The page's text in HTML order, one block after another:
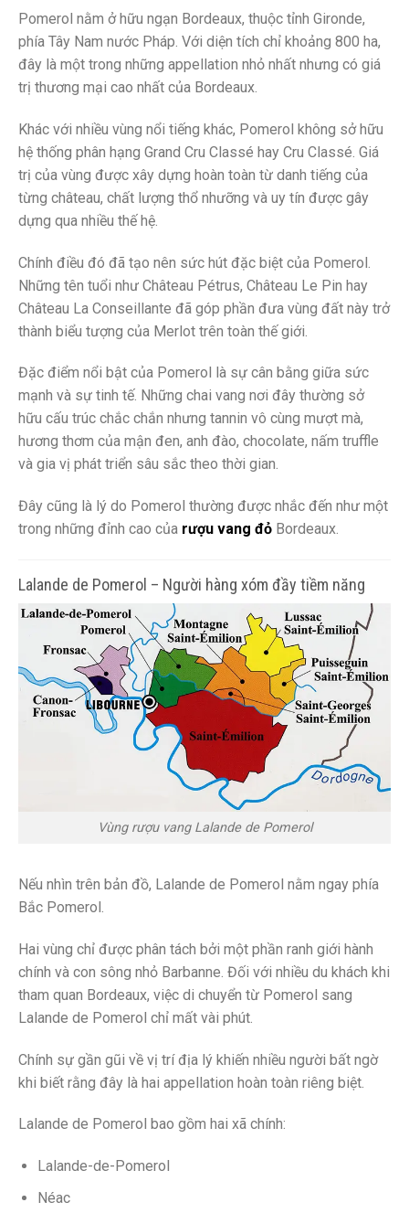
Pomerol nằm ở hữu ngạn Bordeaux, thuộc tỉnh Gironde,
phía Tây Nam nước Pháp. Với diện tích chỉ khoảng 800 ha,
đây là một trong những appellation nhỏ nhất nhưng có giá
trị thương mại cao nhất của Bordeaux.
Khác với nhiều vùng nổi tiếng khác, Pomerol không sở hữu
hệ thống phân hạng Grand Cru Classé hay Cru Classé. Giá
trị của vùng được xây dựng hoàn toàn từ danh tiếng của
từng château, chất lượng thổ nhưỡng và uy tín được gây
dựng qua nhiều thế hệ.
Chính điều đó đã tạo nên sức hút đặc biệt của Pomerol.
Những tên tuổi như Château Pétrus, Château Le Pin hay
Château La Conseillante đã góp phần đưa vùng đất này trở
thành biểu tượng của Merlot trên toàn thế giới.
Đặc điểm nổi bật của Pomerol là sự cân bằng giữa sức
mạnh và sự tinh tế. Những chai vang nơi đây thường sở
hữu cấu trúc chắc chắn nhưng tannin vô cùng mượt mà,
hương thơm của mận đen, anh đào, chocolate, nấm truffle
và gia vị phát triển sâu sắc theo thời gian.
Đây cũng là lý do Pomerol thường được nhắc đến như một
trong những đỉnh cao của rượu vang đỏ Bordeaux.
Lalande de Pomerol – Người hàng xóm đầy tiềm năng
Vùng rượu vang Lalande de Pomerol
Nếu nhìn trên bản đồ, Lalande de Pomerol nằm ngay phía
Bắc Pomerol.
Hai vùng chỉ được phân tách bởi một phần ranh giới hành
chính và con sông nhỏ Barbanne. Đối với nhiều du khách khi
tham quan Bordeaux, việc di chuyển từ Pomerol sang
Lalande de Pomerol chỉ mất vài phút.
Chính sự gần gũi về vị trí địa lý khiến nhiều người bất ngờ
khi biết rằng đây là hai appellation hoàn toàn riêng biệt.
Lalande de Pomerol bao gồm hai xã chính:
Lalande-de-Pomerol
Néac